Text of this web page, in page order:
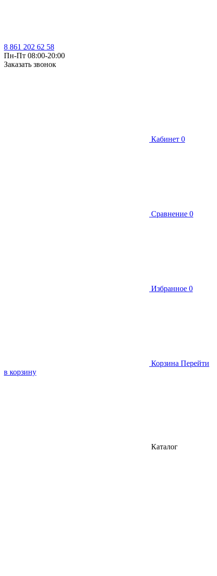
8 861 202 62 58
Пн-Пт 08:00-20:00
Заказать звонок
Кабинет 0
Сравнение 0
Избранное 0
Корзина Перейти
в корзину
Каталог